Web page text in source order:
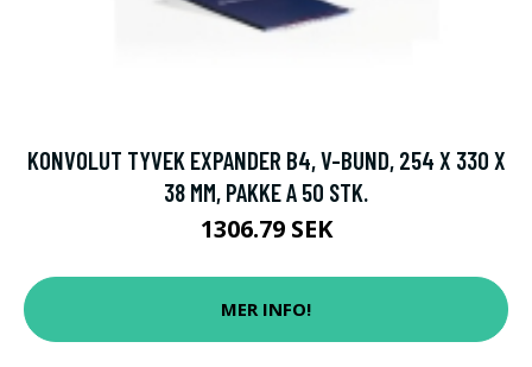
KONVOLUT TYVEK EXPANDER B4, V-BUND, 254 X 330 X
38 MM, PAKKE A 50 STK.
1306.79 SEK
MER INFO!